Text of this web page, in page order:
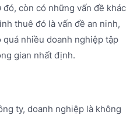
còn có những vấn đề khác
thuê đó là vấn đề an ninh,
nhiều doanh nghiệp tập
gian nhất định.
ty, doanh nghiệp là không